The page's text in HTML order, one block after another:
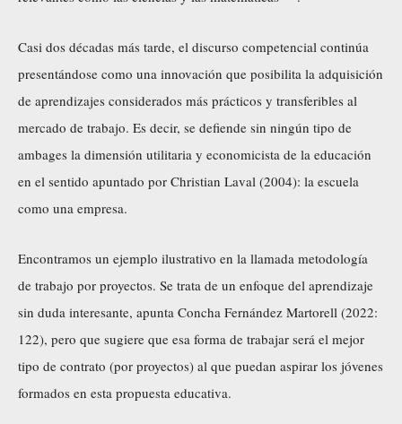
Casi dos décadas más tarde, el discurso competencial continúa
presentándose como una innovación que posibilita la adquisición
de aprendizajes considerados más prácticos y transferibles al
mercado de trabajo. Es decir, se defiende sin ningún tipo de
ambages la dimensión utilitaria y economicista de la educación
en el sentido apuntado por Christian Laval (2004): la escuela
como una empresa.
Encontramos un ejemplo ilustrativo en la llamada metodología
de trabajo por proyectos. Se trata de un enfoque del aprendizaje
sin duda interesante, apunta Concha Fernández Martorell (2022:
122), pero que sugiere que esa forma de trabajar será el mejor
tipo de contrato (por proyectos) al que puedan aspirar los jóvenes
formados en esta propuesta educativa.